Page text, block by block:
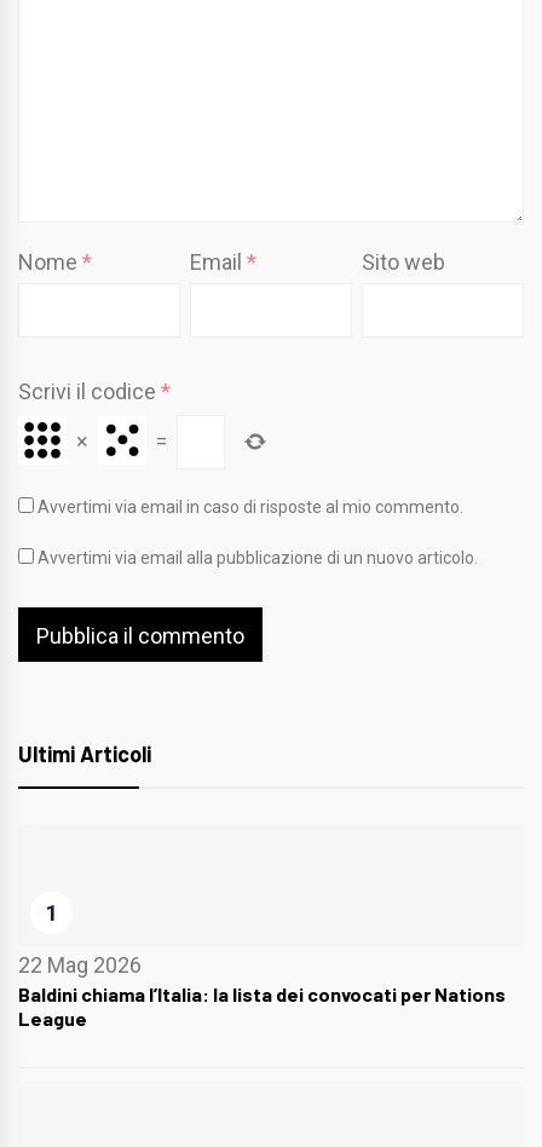
Nome * Email* Sito web
Scrivi il codice *
×
=
Avvertimi via email in caso di risposte al mio commento.
Avvertimi via email alla pubblicazione di un nuovo articolo.
Ultimi Articoli
1
22 Mag 2026
Baldini chiama l’Italia: la lista dei convocati per Nations
League